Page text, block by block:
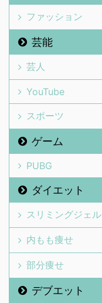
ファッション
芸能
芸人
YouTube
スポーツ
ゲーム
PUBG
ダイエット
スリミングジェル
内もも痩せ
部分痩せ
デブエット